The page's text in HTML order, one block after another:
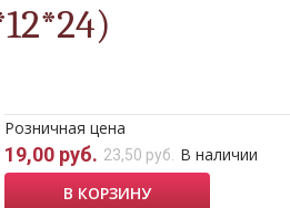
Розничная цена
19,00 руб. 23,50 руб.
В наличии
В КОРЗИНУ